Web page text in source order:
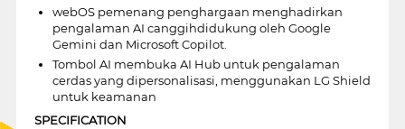
webOS pemenang penghargaan menghadirkan
pengalaman AI canggihdidukung oleh Google
Gemini dan Microsoft Copilot.
Tombol AI membuka AI Hub untuk pengalaman
cerdas yang dipersonalisasi, menggunakan LG Shield
untuk keamanan
SPECIFICATION